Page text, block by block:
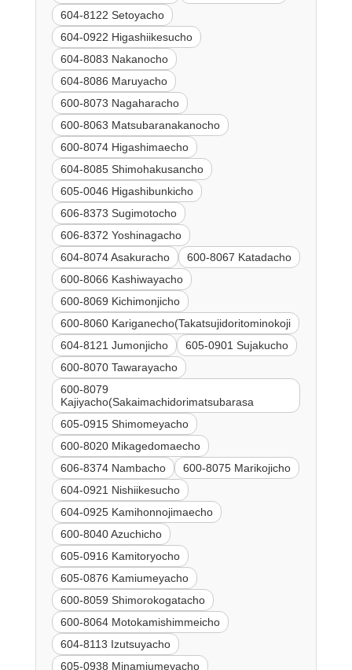
604-8122 Setoyacho
604-0922 Higashiikesucho
604-8083 Nakanocho
604-8086 Maruyacho
600-8073 Nagaharacho
600-8063 Matsubaranakanocho
600-8074 Higashimaecho
604-8085 Shimohakusancho
605-0046 Higashibunkicho
606-8373 Sugimotocho
606-8372 Yoshinagacho
604-8074 Asakuracho
600-8067 Katadacho
600-8066 Kashiwayacho
600-8069 Kichimonjicho
600-8060 Kariganecho(Takatsujidoritominokoji
604-8121 Jumonjicho
605-0901 Sujakucho
600-8070 Tawarayacho
600-8079
Kajiyacho(Sakaimachidorimatsubarasa
605-0915 Shimomeyacho
600-8020 Mikagedomaecho
606-8374 Nambacho
600-8075 Marikojicho
604-0921 Nishiikesucho
604-0925 Kamihonnojimaecho
600-8040 Azuchicho
605-0916 Kamitoryocho
605-0876 Kamiumeyacho
600-8059 Shimorokogatacho
600-8064 Motokamishimmeicho
604-8113 Izutsuyacho
605-0938 Minamiumeyacho